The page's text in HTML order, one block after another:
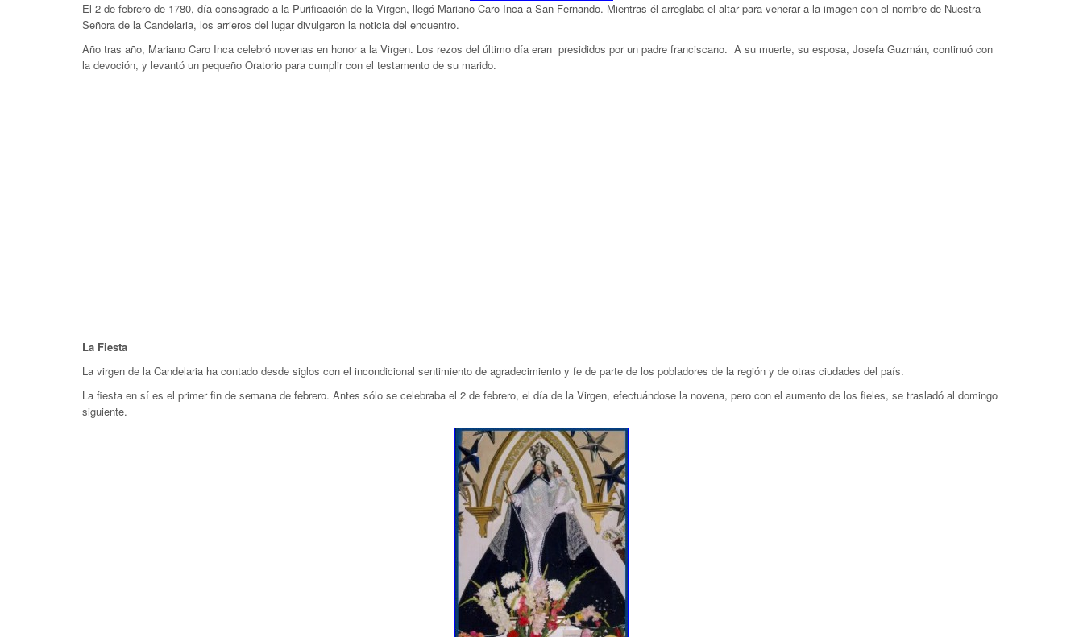
El 2 de febrero de 1780, día consagrado a la Purificación de la Virgen, llegó Mariano Caro Inca a San Fernando. Mientras él arreglaba el altar para venerar a la imagen con el nombre de Nuestra
Señora de la Candelaria, los arrieros del lugar divulgaron la noticia del encuentro.
Año tras año, Mariano Caro Inca celebró novenas en honor a la Virgen. Los rezos del último día eran presididos por un padre franciscano. A su muerte, su esposa, Josefa Guzmán, continuó con
la devoción, y levantó un pequeño Oratorio para cumplir con el testamento de su marido.
La Fiesta
La virgen de la Candelaria ha contado desde siglos con el incondicional sentimiento de agradecimiento y fe de parte de los pobladores de la región y de otras ciudades del país.
La fiesta en sí es el primer fin de semana de febrero. Antes sólo se celebraba el 2 de febrero, el día de la Virgen, efectuándose la novena, pero con el aumento de los fieles, se trasladó al domingo
siguiente.